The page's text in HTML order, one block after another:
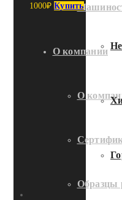
О компании
О
Образцы
1000₽ Купить